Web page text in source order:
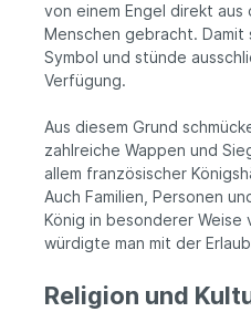
von einem Engel direkt aus
Menschen gebracht.
Symbol und stünde
Verfügung.
Aus diesem Grund
zahlreiche Wappen und
allem französischer
Auch Familien, Personen
König in besonderer Weise
würdigte man mit der
Religion und